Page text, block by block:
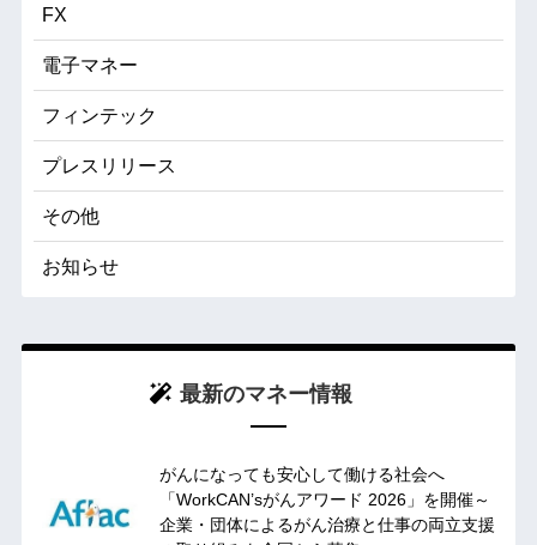
FX
電子マネー
フィンテック
プレスリリース
その他
お知らせ
最新のマネー情報
がんになっても安心して働ける社会へ
「WorkCAN’sがんアワード 2026」を開催～
企業・団体によるがん治療と仕事の両立支援